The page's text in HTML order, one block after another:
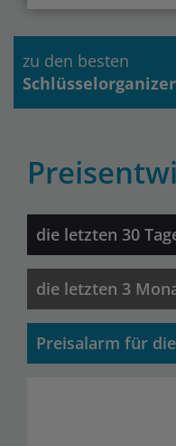
zu den besten
Schlüsselorganizer
die letzten 30
die letzten 3
Preisalarm für